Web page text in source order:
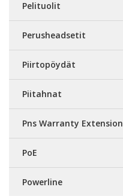
Pelituolit
Perusheadsetit
Piirtopöydät
Piitahnat
Pns Warranty Extension
PoE
Powerline